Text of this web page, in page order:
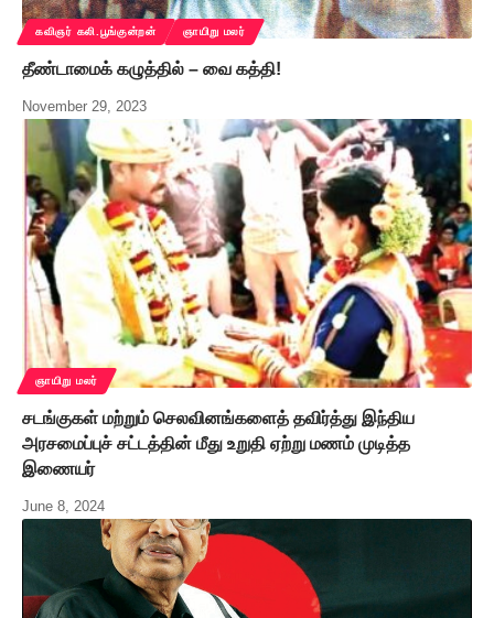
கவிஞர் கலி.பூங்குன்றன் ஞாயிறு மலர்
தீண்டாமைக் கழுத்தில் – வை கத்தி!
November 29, 2023
ஞாயிறு மலர்
சடங்குகள் மற்றும் செலவினங்களைத் தவிர்த்து இந்திய
அரசமைப்புச் சட்டத்தின் மீது உறுதி ஏற்று மணம் முடித்த
இணையர்
June 8, 2024